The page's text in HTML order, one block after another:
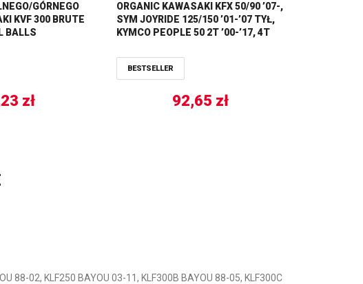
GÓRNEGO
KVF 300 BRUTE
BALLS
zł
ORGANIC KAWASAKI KFX 50/90 ’07-,
SYM JOYRIDE 125/150 ’01-’07 TYŁ,
KYMCO PEOPLE 50 2T ’00-’17, 4T
PEOPLE 200 ’05-’15, AGILITY 50 ’06-,
PRZÓD TRW LUCAS ZF
BESTSELLER
92,65 zł
88-02, KLF250 BAYOU 03-11, KLF300B BAYOU 88-05, KLF300C